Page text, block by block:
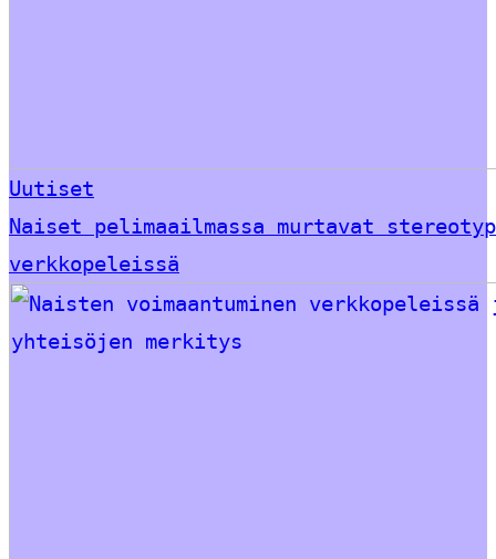
Uutiset
Naiset pelimaailmassa murtavat
verkkopeleissä